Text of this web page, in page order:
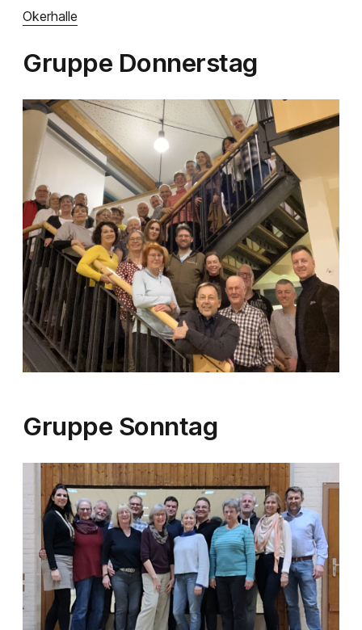
Okerhalle
Gruppe Donnerstag
Gruppe Sonntag